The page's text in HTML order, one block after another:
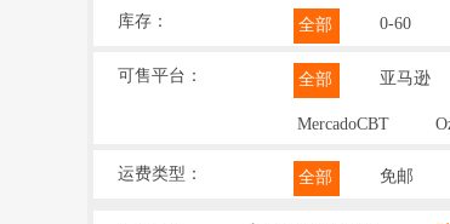
库存： 全部 0-60
可售平台： 全部 亚马逊
MercadoCBT
运费类型： 全部 免邮